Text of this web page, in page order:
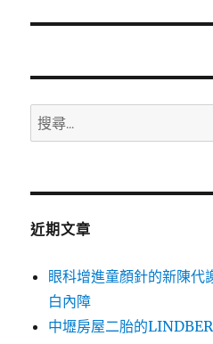
文
搜
尋
鍵
近期文章
眼科增進童顏針的新陳
白內障
中壢房屋二胎的